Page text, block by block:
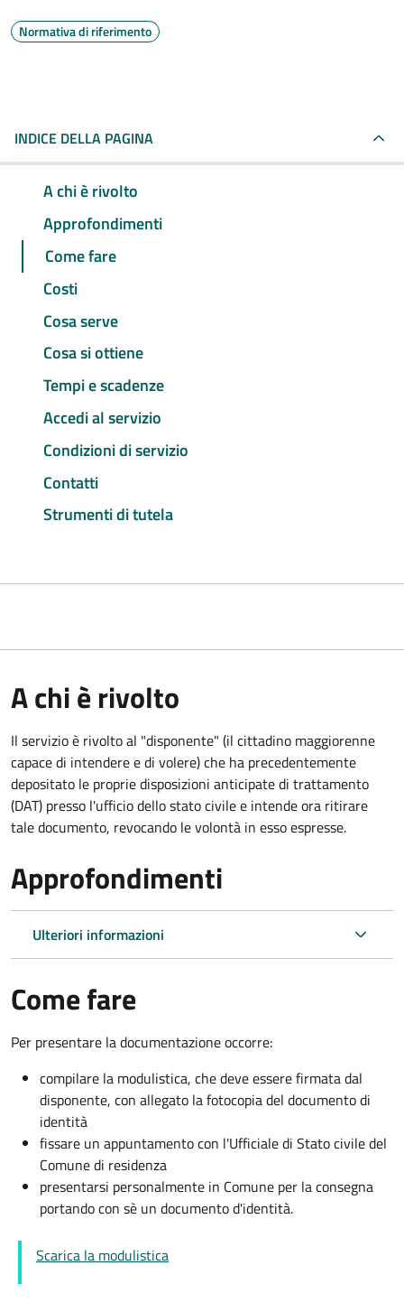
Normativa di riferimento
INDICE DELLA PAGINA
A chi è rivolto
Approfondimenti
Come fare
Costi
Cosa serve
Cosa si ottiene
Tempi e scadenze
Accedi al servizio
Condizioni di servizio
Contatti
Strumenti di tutela
A chi è rivolto
Il servizio è rivolto al "disponente" (il cittadino maggiorenne
capace di intendere e di volere) che ha precedentemente
depositato le proprie disposizioni anticipate di trattamento
(DAT) presso l'ufficio dello stato civile e intende ora ritirare
tale documento, revocando le volontà in esso espresse.
Approfondimenti
Ulteriori informazioni
Come fare
Per presentare la documentazione occorre:
compilare la modulistica, che deve essere firmata dal
disponente, con allegato la fotocopia del documento di
identità
fissare un appuntamento con l'Ufficiale di Stato civile del
Comune di residenza
presentarsi personalmente in Comune per la consegna
portando con sè un documento d'identità.
Scarica la modulistica